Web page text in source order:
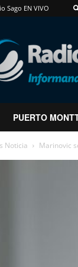
Sago EN VIVO
PUERTO
Noticia Marinovic